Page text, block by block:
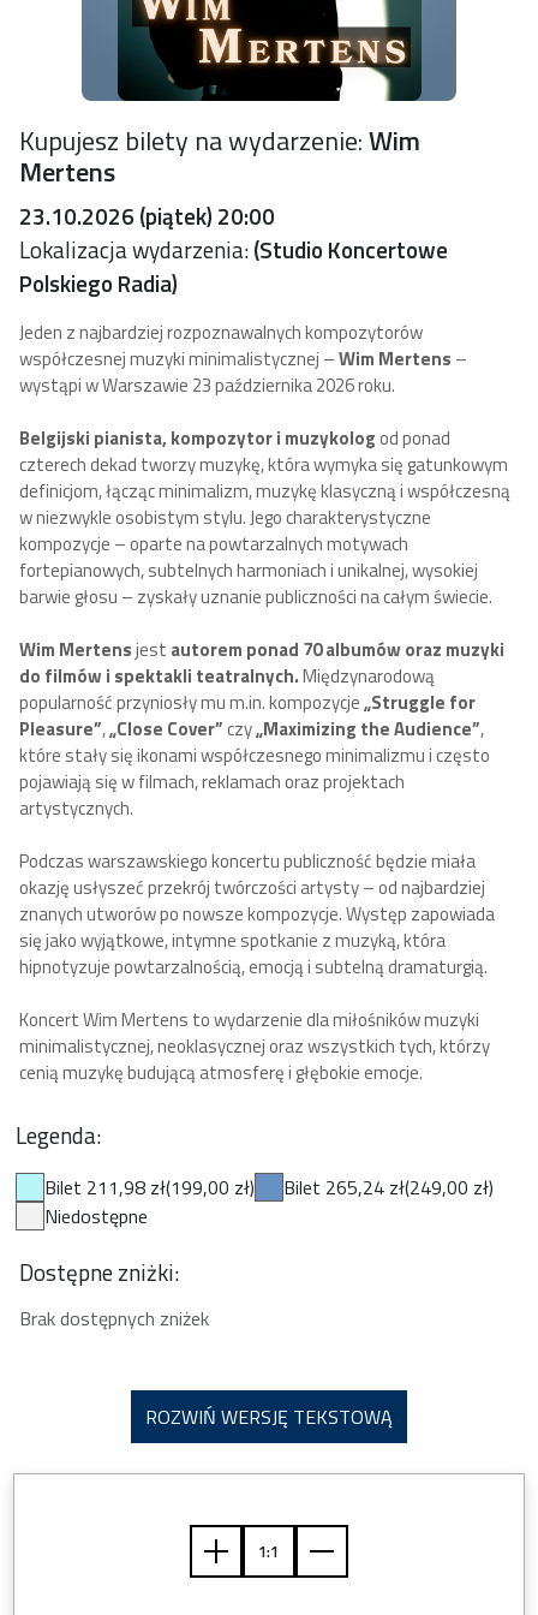
Kupujesz bilety na wydarzenie:Wim
Mertens
23.10.2026 (piątek) 20:00
Lokalizacja wydarzenia:(Studio Koncertowe
Polskiego Radia)
Jeden z najbardziej rozpoznawalnych kompozytorów
współczesnej muzyki minimalistycznej –Wim Mertens –
wystąpi w Warszawie 23 października 2026 roku.
Belgijski pianista, kompozytor i muzykologod ponad
czterech dekad tworzy muzykę, która wymyka się gatunkowym
definicjom, łącząc minimalizm, muzykę klasyczną i współczesną
w niezwykle osobistym stylu. Jego charakterystyczne
kompozycje – oparte na powtarzalnych motywach
fortepianowych, subtelnych harmoniach i unikalnej, wysokiej
barwie głosu – zyskały uznanie publiczności na całym świecie.
Wim Mertensjest autorem ponad 70 albumów oraz muzyki
do filmów i spektakli teatralnych.Międzynarodową
popularność przyniosły mu m.in. kompozycje„Struggle for
Pleasure”,„Close Cover”czy„Maximizing the Audience”,
które stały się ikonami współczesnego minimalizmu i często
pojawiają się w filmach, reklamach oraz projektach
artystycznych.
Podczas warszawskiego koncertu publiczność będzie miała
okazję usłyszeć przekrój twórczości artysty – od najbardziej
znanych utworów po nowsze kompozycje. Występ zapowiada
się jako wyjątkowe, intymne spotkanie z muzyką, która
hipnotyzuje powtarzalnością, emocją i subtelną dramaturgią.
Koncert Wim Mertens to wydarzenie dla miłośników muzyki
minimalistycznej, neoklasycznej oraz wszystkich tych, którzy
cenią muzykę budującą atmosferę i głębokie emocje.
Legenda:
Bilet 211,98 zł(199,00 zł) Bilet 265,24 zł(249,00 zł)
Niedostępne
Dostępne zniżki:
Brak dostępnych zniżek
ROZWIŃ WERSJĘ TEKSTOWĄ